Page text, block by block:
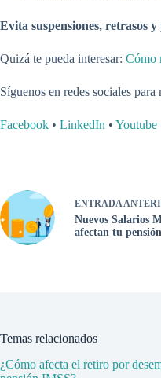
Evita suspensiones, retrasos
Quizá te pueda interesar: Cómo
Síguenos en redes sociales
Facebook • LinkedIn • Youtube
ENTRADA
Nuevos Salarios
afectan tu
Temas relacionados
¿Cómo afecta el retiro por